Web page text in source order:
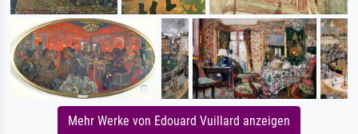
Mehr Werke von Edouard Vuillard anzeigen